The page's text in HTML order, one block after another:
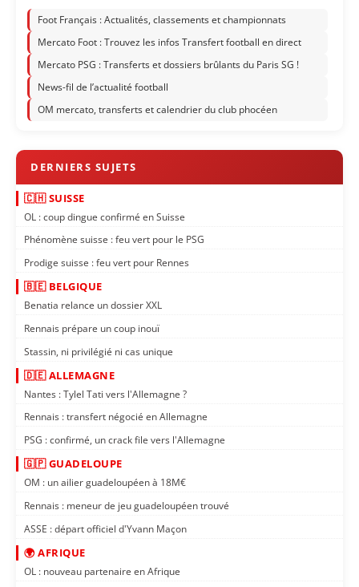
Foot Français : Actualités, classements et championnats
Mercato Foot : Trouvez les infos Transfert football en direct
Mercato PSG : Transferts et dossiers brûlants du Paris SG !
News-fil de l’actualité football
OM mercato, transferts et calendrier du club phocéen
🇨🇭 SUISSE
OL : coup dingue confirmé en Suisse
Phénomène suisse : feu vert pour le PSG
Prodige suisse : feu vert pour Rennes
🇧🇪 BELGIQUE
Benatia relance un dossier XXL
Rennais prépare un coup inouï
Stassin, ni privilégié ni cas unique
🇩🇪 ALLEMAGNE
Nantes : Tylel Tati vers l'Allemagne ?
Rennais : transfert négocié en Allemagne
PSG : confirmé, un crack file vers l'Allemagne
🇬🇵 GUADELOUPE
OM : un ailier guadeloupéen à 18M€
Rennais : meneur de jeu guadeloupéen trouvé
ASSE : départ officiel d'Yvann Maçon
🌍 AFRIQUE
OL : nouveau partenaire en Afrique